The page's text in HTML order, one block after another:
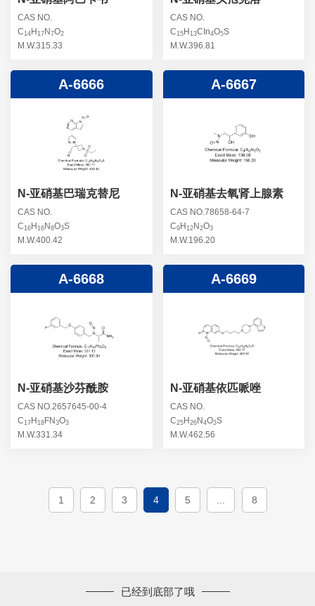
CAS NO.
C14 H 17 N 7O2
M.W.315.33
CAS NO.
C15H 13CIn4O5S
M.W.396.81
A-6666
N-亚硝基巴瑞克替尼
CAS NO.
C16 H 16 N 8O3S
M.W.400.42
A-6667
N-亚硝基去氧肾上腺素
CAS NO.78658-64-7
C9H 12N 2O3
M.W.196.20
A-6668
N-亚硝基沙芬酰胺
CAS NO.2657645-00-4
C17 H 18 FN 3O3
M.W.331.34
A-6669
N-亚硝基依匹哌唑
CAS NO.
C25H 26N 4O3S
M.W.462.56
1 2 3 4 5 8
已经到底部了哦